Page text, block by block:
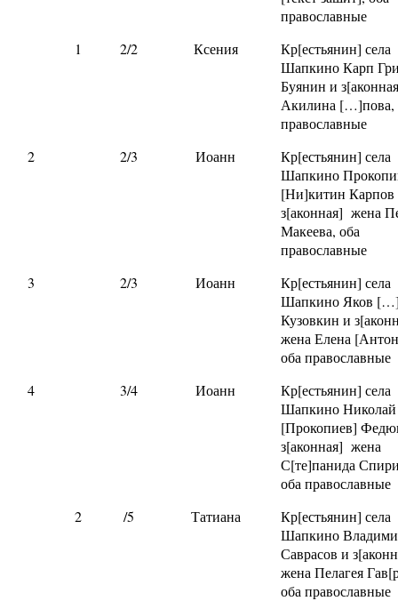
православные
1
2/2 Ксения
Кр[естьянин] села
Шапкино Карп
Буянин и
Акилина […]пова,
православные
2
2/3 Иоанн
Кр[естьянин] села
Шапкино
[Ни]китин Карпов
з[аконная] жена
Макеева, оба
православные
3
2/3 Иоанн
Кр[естьянин] села
Шапкино Яков
Кузовкин и
жена Елена
оба православные
4
3/4 Иоанн
Кр[естьянин] села
Шапкино Николай
[Прокопиев]
з[аконная] жена
С[те]панида
оба православные
2
/5 Татиана
Кр[естьянин] села
Шапкино
Саврасов и
жена Пелагея
оба православные